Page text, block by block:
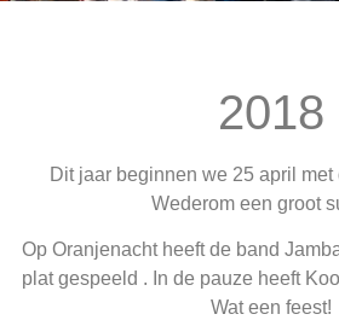
2018
Dit jaar beginnen we 25 april met
Wederom een groot
Op Oranjenacht heeft de band
plat gespeeld . In de pauze heeft
Wat een feest!